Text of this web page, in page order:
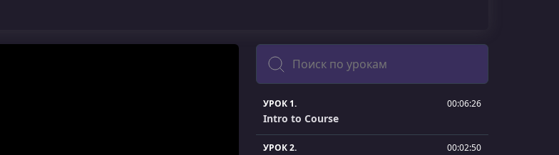
Поиск
УРОК 1. 00:06:26
Intro to Course
УРОК 2. 00:02:50